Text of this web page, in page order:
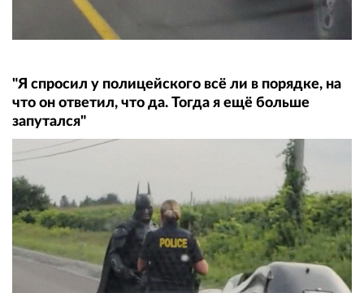
"Я спросил у полицейского всё ли в порядке, на
что он ответил, что да. Тогда я ещё больше
запутался"